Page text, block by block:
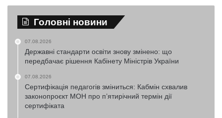
Головні новини
07.08.2026
Державні стандарти освіти знову змінено: що
передбачає рішення Кабінету Міністрів України
07.08.2026
Сертифікація педагогів зміниться: Кабмін схвалив
законопроєкт МОН про п’ятирічний термін дії
сертифіката